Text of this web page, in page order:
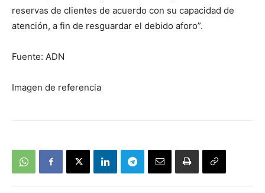
reservas de clientes de acuerdo con su capacidad de
atención, a fin de resguardar el debido aforo”.
Fuente: ADN
Imagen de referencia